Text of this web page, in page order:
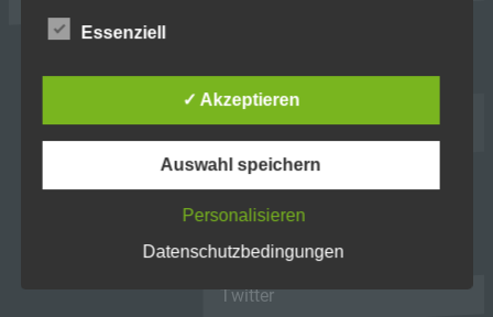
FAQ
KONTAKT
Kontakt
Impressum
Twitter
Die Verarbeitung personenbezogener Daten,
beispielsweise des Namens, der Anschrift, E-Mail-
Person, erfolgt stets im Einklang mit der
Datenschutz-Grundverordnung und in
Übereinstimmung mit den für uns geltenden
landesspezifischen Datenschutzbestimmungen.
Mittels dieser Datenschutzerklärung möchte unser
Unternehmen die Öffentlichkeit über Art, Umfang
und Zweck der von uns erhobenen, genutzten und
informieren. Ferner werden betroffene Personen
zustehenden Rechte aufgeklärt.
Essenziell
✓ Akzeptieren
Auswahl speichern
Personalisieren
Datenschutzbedingungen